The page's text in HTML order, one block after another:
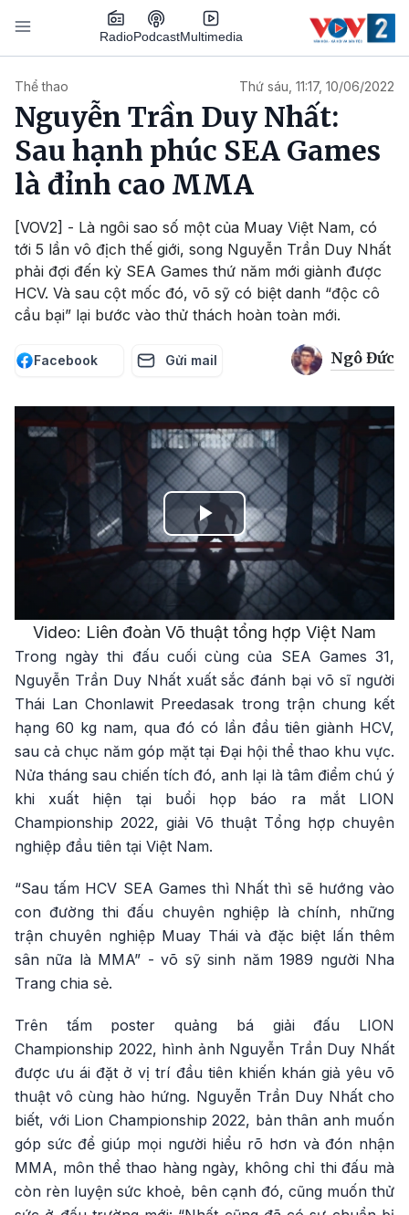
Nhảy đến nội dung
RadioPodcastMultimedia
Thể thao Thứ sáu, 11:17, 10/06/2022
Nguyễn Trần Duy Nhất:
Sau hạnh phúc SEA Games
là đỉnh cao MMA
[VOV2] - Là ngôi sao số một của Muay Việt Nam, có
tới 5 lần vô địch thế giới, song Nguyễn Trần Duy Nhất
phải đợi đến kỳ SEA Games thứ năm mới giành được
HCV. Và sau cột mốc đó, võ sỹ có biệt danh “độc cô
cầu bại” lại bước vào thử thách hoàn toàn mới.
Facebook Gửi mail Ngô Đức
Play
Video
Video: Liên đoàn Võ thuật tổng hợp Việt Nam
Trong ngày thi đấu cuối cùng của SEA Games 31,
Nguyễn Trần Duy Nhất xuất sắc đánh bại võ sĩ người
Thái Lan Chonlawit Preedasak trong trận chung kết
hạng 60 kg nam, qua đó có lần đầu tiên giành HCV,
sau cả chục năm góp mặt tại Đại hội thể thao khu vực.
Nửa tháng sau chiến tích đó, anh lại là tâm điểm chú ý
khi xuất hiện tại buổi họp báo ra mắt LION
Championship 2022, giải Võ thuật Tổng hợp chuyên
nghiệp đầu tiên tại Việt Nam.
“Sau tấm HCV SEA Games thì Nhất thì sẽ hướng vào
con đường thi đấu chuyên nghiệp là chính, những
trận chuyên nghiệp Muay Thái và đặc biệt lấn thêm
sân nữa là MMA” - võ sỹ sinh năm 1989 người Nha
Trang chia sẻ.
Trên tấm poster quảng bá giải đấu LION
Championship 2022, hình ảnh Nguyễn Trần Duy Nhất
được ưu ái đặt ở vị trí đầu tiên khiến khán giả yêu võ
thuật vô cùng hào hứng. Nguyễn Trần Duy Nhất cho
biết, với Lion Championship 2022, bản thân anh muốn
góp sức để giúp mọi người hiểu rõ hơn và đón nhận
MMA, môn thể thao hàng ngày, không chỉ thi đấu mà
còn rèn luyện sức khoẻ, bên cạnh đó, cũng muốn thử